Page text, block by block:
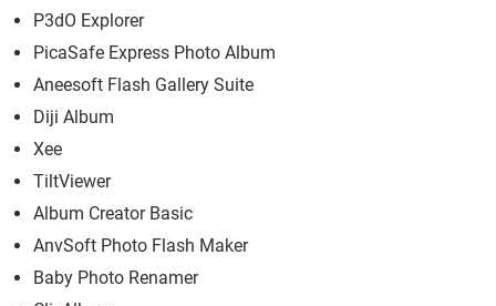
P3dO Explorer
PicaSafe Express Photo Album
Aneesoft Flash Gallery Suite
Diji Album
Xee
TiltViewer
Album Creator Basic
AnvSoft Photo Flash Maker
Baby Photo Renamer